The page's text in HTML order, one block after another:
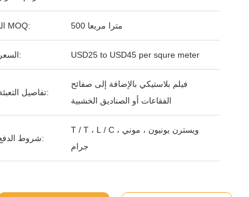
الـ MOQ: 500 مترا مربعا
السعر: USD25 to USD45 per squre meter
تفاصيل التعبئة:
فيلم بلاستيكي بالإضافة إلى صفائح
الفقاعات أو الصناديق الخشبية
شروط الدفع:
T / T ، L / C ، ويسترن يونيون ، موني
جرام